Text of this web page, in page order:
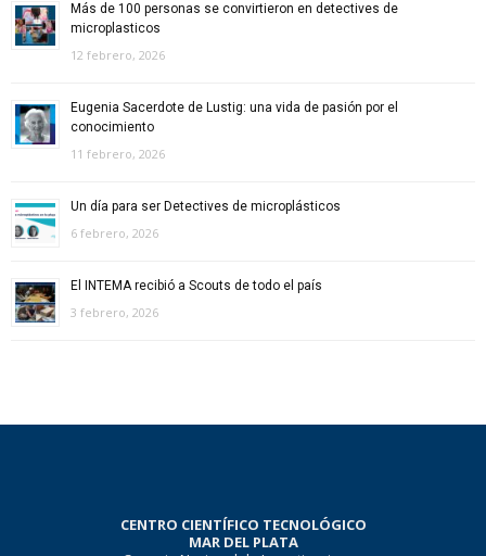
Más de 100 personas se convirtieron en detectives de
microplasticos
12 febrero, 2026
Eugenia Sacerdote de Lustig: una vida de pasión por el
conocimiento
11 febrero, 2026
Un día para ser Detectives de microplásticos
6 febrero, 2026
El INTEMA recibió a Scouts de todo el país
3 febrero, 2026
CENTRO CIENTÍFICO TECNOLÓGICO
MAR DEL PLATA